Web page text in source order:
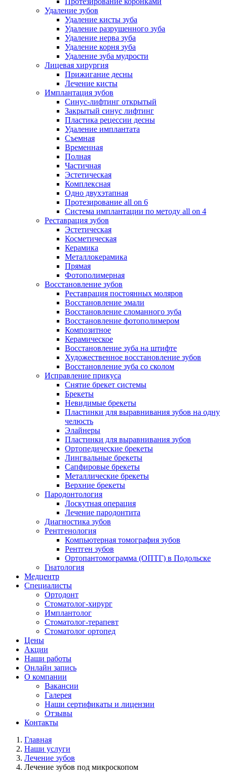
Удаление зубов
Удаление кисты зуба
Удаление разрушенного зуба
Удаление нерва зуба
Удаление корня зуба
Удаление зуба мудрости
Лицевая хирургия
Прижигание десны
Лечение кисты
Имплантация зубов
Синус-лифтинг открытый
Закрытый синус лифтинг
Пластика рецессии десны
Удаление имплантата
Съемная
Временная
Полная
Частичная
Эстетическая
Комплексная
Одно двухэтапная
Протезирование all on 6
Система имплантации по методу all on 4
Реставрация зубов
Эстетическая
Косметическая
Керамика
Металлокерамика
Прямая
Фотополимерная
Восстановление зубов
Реставрация постоянных моляров
Восстановление эмали
Восстановление сломанного зуба
Восстановление фотополимером
Композитное
Керамическое
Восстановление зуба на штифте
Художественное восстановление зубов
Восстановление зуба со сколом
Исправление прикуса
Снятие брекет системы
Брекеты
Невидимые брекеты
Пластинки для выравнивания зубов на одну
челюсть
Элайнеры
Пластинки для выравнивания зубов
Ортопедические брекеты
Лингвальные брекеты
Сапфировые брекеты
Металлические брекеты
Верхние брекеты
Пародонтология
Лоскутная операция
Лечение пародонтита
Диагностика зубов
Рентгенология
Компьютерная томография зубов
Рентген зубов
Ортопантомограмма (ОПТГ) в Подольске
Гнатология
Медцентр
Специалисты
Ортодонт
Стоматолог-хирург
Имплантолог
Стоматолог-терапевт
Стоматолог ортопед
Цены
Акции
Наши работы
Онлайн запись
О компании
Вакансии
Галерея
Наши сертификаты и лицензии
Отзывы
Контакты
Главная
Наши услуги
Лечение зубов
Лечение зубов под микроскопом